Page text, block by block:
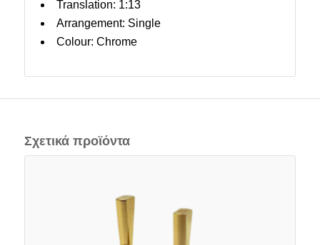
Translation: 1:13
Arrangement: Single
Colour: Chrome
Σχετικά προϊόντα